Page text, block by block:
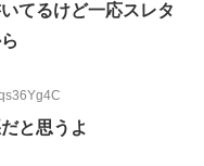
てるけど一応スレタ
と思うよ